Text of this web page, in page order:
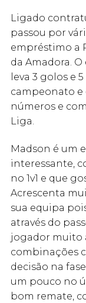
Ligado
passou por
empréstimo a
da Amadora.
leva 3 golos e
campeonato e
números e
Liga.
Madson é um
interessante,
no 1v1 e que
Acrescenta
sua equipa
através do
jogador muito
combinações
decisão na
um pouco no
bom remate,